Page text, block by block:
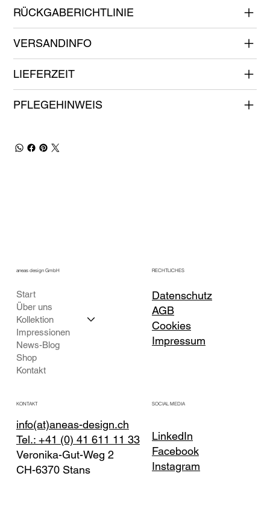
RÜCKGABERICHTLINIE
VERSANDINFO
LIEFERZEIT
PFLEGEHINWEIS
aneas design GmbH
Start
Über uns
Kollektion
Impressionen
News-Blog
Shop
Kontakt
RECHTLICHES
Datenschutz
Cookies
AGB
Impressum
SOCIAL MEDIA
LinkedIn
Facebook
Instagram
KONTAKT
info(at)aneas-design.ch
Tel.: +41 (0) 41 611 11 33
Veronika-Gut-Weg 2
CH-6370 Stans